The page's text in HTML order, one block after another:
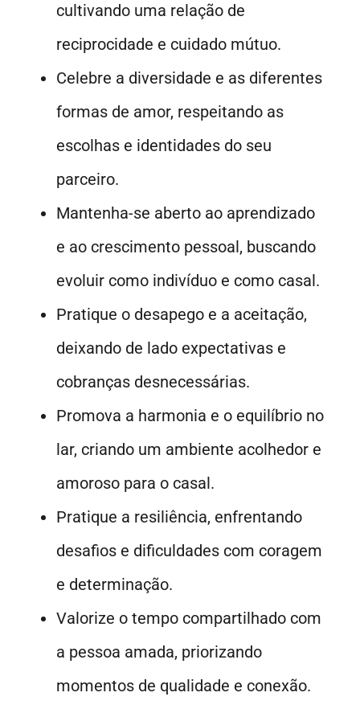
cultivando uma relação de
reciprocidade e cuidado mútuo.
Celebre a diversidade e as diferentes
formas de amor, respeitando as
escolhas e identidades do seu
parceiro.
Mantenha-se aberto ao aprendizado
e ao crescimento pessoal, buscando
evoluir como indivíduo e como casal.
Pratique o desapego e a aceitação,
deixando de lado expectativas e
cobranças desnecessárias.
Promova a harmonia e o equilíbrio no
lar, criando um ambiente acolhedor e
amoroso para o casal.
Pratique a resiliência, enfrentando
desafios e dificuldades com coragem
e determinação.
Valorize o tempo compartilhado com
a pessoa amada, priorizando
momentos de qualidade e conexão.